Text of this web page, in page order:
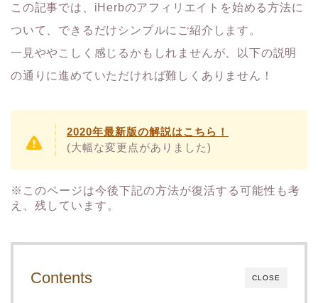
この記事では、iHerbのアフィリエイトを始める方法に
ついて、できるだけシンプルにご紹介します。
一見ややこしく感じるかもしれませんが、以下の説明
の通りに進めていただければ難しくありません！
2020年最新版の解説はこちら！
(大幅な変更点がありました)
※このページは今後下記の方法が復活する可能性も考
え、残しています。
CLOSE
Contents